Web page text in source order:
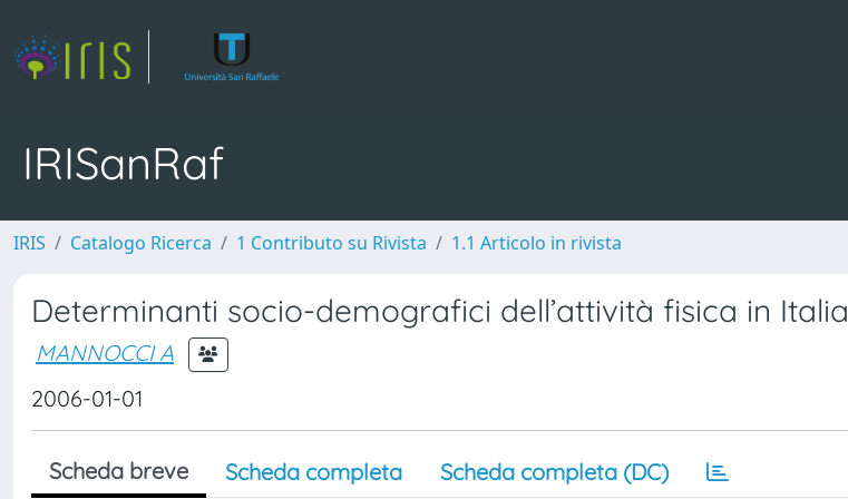
IRISanRaf
IRIS Catalogo Ricerca 1 Contributo su Rivista 1.1 Articolo in rivista
Determinanti socio-demografici dell’attività fisica in Italia
MANNOCCI A
2006-01-01
Scheda breve Scheda completa Scheda completa (DC)